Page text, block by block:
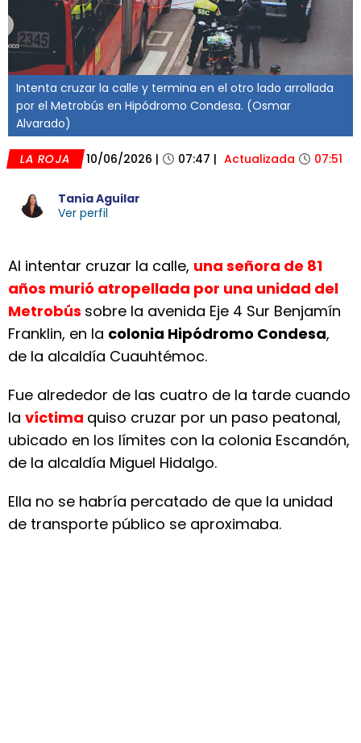
Intenta cruzar la calle y termina en el otro lado arrollada
por el Metrobús en Hipódromo Condesa. (Osmar
Alvarado)
LA ROJA 10/06/2026 | 07:47 | Actualizada 07:51
Tania Aguilar
Ver perfil
Al intentar cruzar la calle, una señora de 81
años murió atropellada por una unidad del
Metrobús sobre la avenida Eje 4 Sur Benjamín
Franklin, en la colonia Hipódromo Condesa,
de la alcaldía Cuauhtémoc.
Fue alrededor de las cuatro de la tarde cuando
la víctima quiso cruzar por un paso peatonal,
ubicado en los límites con la colonia Escandón,
de la alcaldía Miguel Hidalgo.
Ella no se habría percatado de que la unidad
de transporte público se aproximaba.